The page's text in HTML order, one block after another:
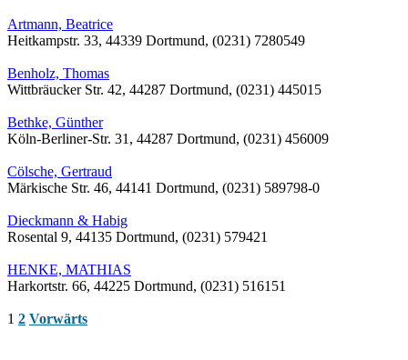
Artmann, Beatrice
Heitkampstr. 33, 44339 Dortmund, (0231) 7280549
Benholz, Thomas
Wittbräucker Str. 42, 44287 Dortmund, (0231) 445015
Bethke, Günther
Köln-Berliner-Str. 31, 44287 Dortmund, (0231) 456009
Cölsche, Gertraud
Märkische Str. 46, 44141 Dortmund, (0231) 589798-0
Dieckmann & Habig
Rosental 9, 44135 Dortmund, (0231) 579421
HENKE, MATHIAS
Harkortstr. 66, 44225 Dortmund, (0231) 516151
1 2 Vorwärts